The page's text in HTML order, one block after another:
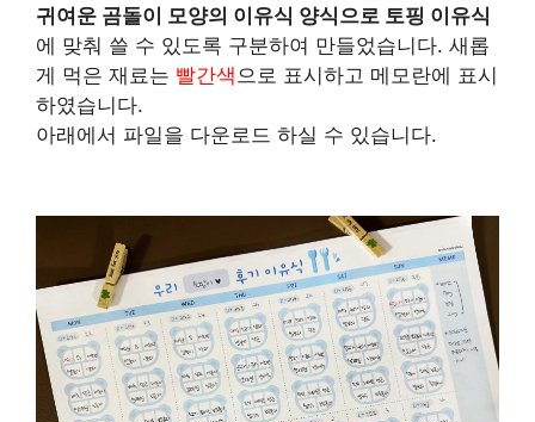
귀여운 곰돌이 모양의 이유식 양식으로 토핑 이유식
에 맞춰 쓸 수 있도록 구분하여 만들었습니다. 새롭
게 먹은 재료는 빨간색으로 표시하고 메모란에 표시
하였습니다.
아래에서 파일을 다운로드 하실 수 있습니다.